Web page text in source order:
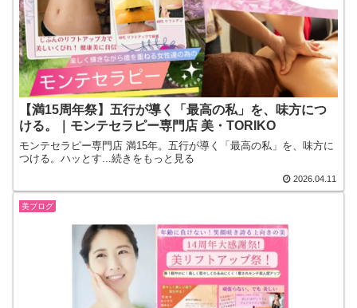
【満15周年祭】五行が導く「最高の私」を、味方につ
ける。｜モンテセラピー専門店 美・TORIKO
モンテセラピー専門店 満15年。五行が導く「最高の私」を、味方に
つける。ハッとす...続きをもっと見る
2026.04.11
美ブログ